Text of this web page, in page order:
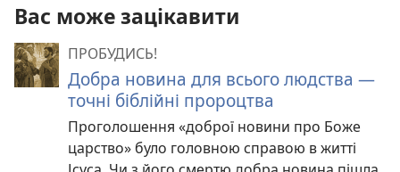
Вас може зацікавити
ПРОБУДИСЬ!
Добра новина для всього людства —
точні біблійні пророцтва
Проголошення «доброї новини про Боже
царство» було головною справою в житті